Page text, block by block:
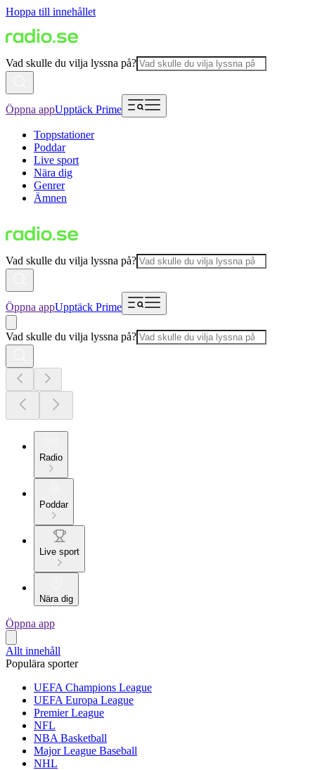
Hoppa till innehållet
Vad skulle du vilja lyssna på?
Öppna appUpptäck Prime
Toppstationer
Poddar
Live sport
Nära dig
Genrer
Ämnen
Vad skulle du vilja lyssna på?
Öppna appUpptäck Prime
Vad skulle du vilja lyssna på?
Radio
Poddar
Live sport
Nära dig
Öppna app
Allt innehåll
Populära sporter
UEFA Champions League
UEFA Europa League
Premier League
NFL
NBA Basketball
Major League Baseball
NHL